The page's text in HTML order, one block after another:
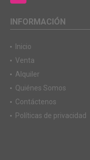
INFORMACIÓN
Inicio
Venta
Alquiler
Quiénes Somos
Contáctenos
Políticas de privacidad